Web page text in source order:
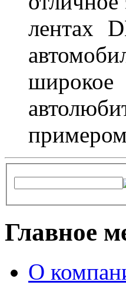
лентах
широкое
Главное
О